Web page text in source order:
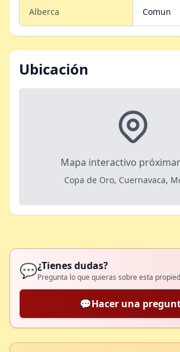
Alberca Comun
Ubicación
Mapa interactivo
Copa de Oro, Cuernavaca,
💬¿Tienes dudas?
Pregunta lo que quieras sobre esta
💬Hacer una